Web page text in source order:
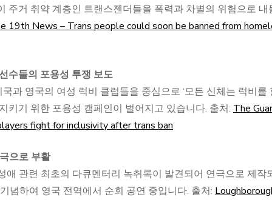
주거 취약 계층인 트랜스젠더들을 폭력과 차별의 위험으로 내
19th News – Trans people could soon be banned from
수들의 포용성 투쟁 보도
과 영국의 여성 럭비 클럽들을 중심으로 ‘모든 신체는 럭비를
키기 위한 포용성 캠페인이 벌어지고 있습니다. 출처: The
fight for inclusivity after trans ban
으로 부활
관련 최초의 다큐멘터리 녹취록이 발견되어 연극으로 제작
념하여 영국 전역에서 순회 공연 중입니다. 출처: